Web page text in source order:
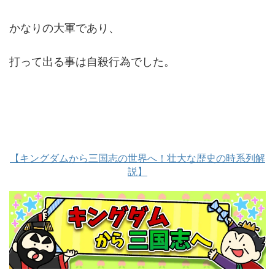
かなりの大軍であり、
打って出る事は自殺行為でした。
【キングダムから三国志の世界へ！壮大な歴史の時系列解
説】